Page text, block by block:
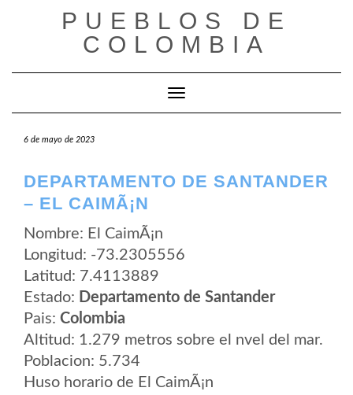
PUEBLOS DE
COLOMBIA
Cambiar modo de navegación
6 de mayo de 2023
DEPARTAMENTO DE SANTANDER
– EL CAIMÃ¡N
Nombre: El CaimÃ¡n
Longitud: -73.2305556
Latitud: 7.4113889
Estado: Departamento de Santander
Pais: Colombia
Altitud: 1.279 metros sobre el nvel del mar.
Poblacion: 5.734
Huso horario de El CaimÃ¡n